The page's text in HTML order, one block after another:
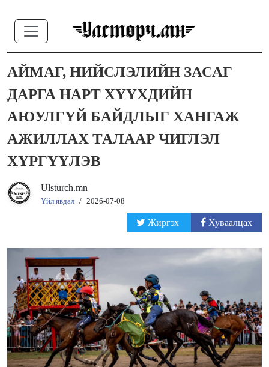
АЙМАГ, НИЙСЛЭЛИЙН ЗАСАГ
ДАРГА НАРТ ХҮҮХДИЙН
АЮУЛГҮЙ БАЙДЛЫГ ХАНГАЖ
АЖИЛЛАХ ТАЛААР ЧИГЛЭЛ
ХҮРГҮҮЛЭВ
Ulsturch.mn
Үйл явдал / 2026-07-08
Жиргэх Хуваалцах